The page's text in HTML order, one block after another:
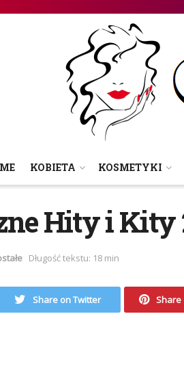
KOBIETA KOSMETYKI
Hity i Kity
Długość tekstu: 18 min
Share on Twitter Share